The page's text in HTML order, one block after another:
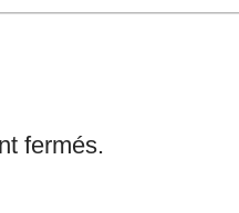
fermés.